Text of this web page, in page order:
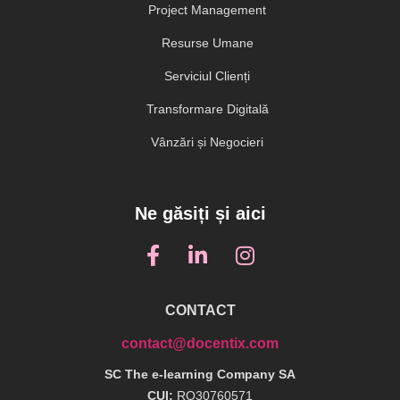
Project Management
Resurse Umane
Serviciul Clienți
Transformare Digitală
Vânzări și Negocieri
Ne găsiți și aici
CONTACT
contact@docentix.com
SC The e-learning Company SA
CUI: RO30760571